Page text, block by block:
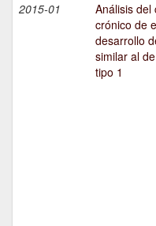
2015-01
Análisis del
crónico de
desarrollo
similar al
tipo 1